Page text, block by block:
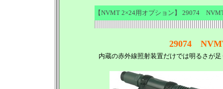
【NVMT 2×24用オプション】 29074
29074
内蔵の赤外線照射装置だけでは明るさが